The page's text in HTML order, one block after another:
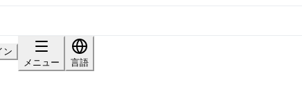
ン
メニュー
言語